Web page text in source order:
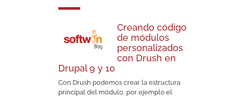
Creando código
de módulos
personalizados
con Drush en
Drupal 9 y 10
Con Drush podemos crear la estructura
principal del módulo, por ejemplo el